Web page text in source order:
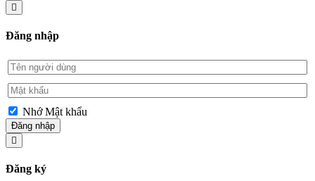
Đăng nhập
Nhớ Mật khẩu
Đăng nhập
Đăng ký